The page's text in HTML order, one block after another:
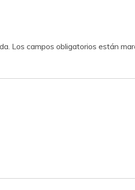
Los campos obligatorios están